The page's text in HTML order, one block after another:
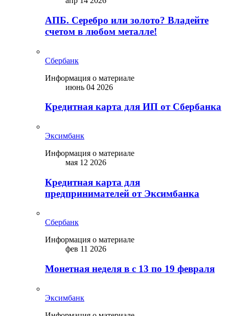
АПБ. Серебро или золото? Владейте
счетом в любом металле!
Сбербанк
Информация о материале
июнь 04 2026
Кредитная карта для ИП от Сбербанка
Эксимбанк
Информация о материале
мая 12 2026
Кредитная карта для
предпринимателей от Эксимбанка
Сбербанк
Информация о материале
фев 11 2026
Монетная неделя в с 13 по 19 февраля
Эксимбанк